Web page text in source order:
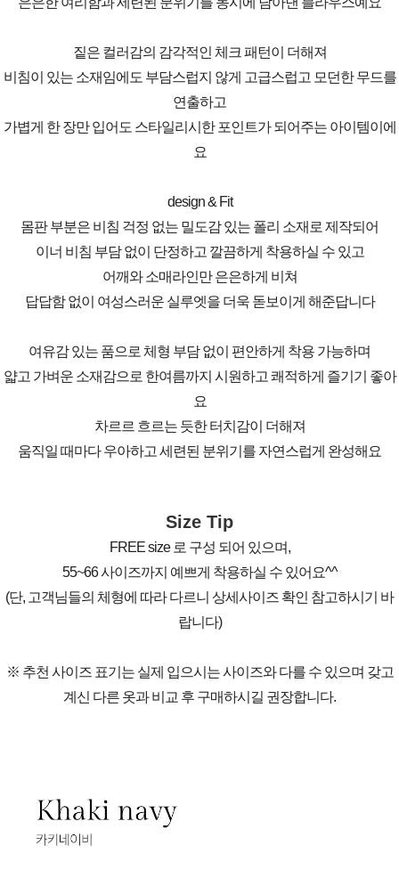
짙은 컬러감의 감각적인 체크 패턴이 더해져
비침이 있는 소재임에도 부담스럽지 않게 고급스럽고 모던한 무드를
연출하고
가볍게 한 장만 입어도 스타일리시한 포인트가 되어주는 아이템이에
요
design & Fit
몸판 부분은 비침 걱정 없는 밀도감 있는 폴리 소재로 제작되어
이너 비침 부담 없이 단정하고 깔끔하게 착용하실 수 있고
어깨와 소매라인만 은은하게 비쳐
답답함 없이 여성스러운 실루엣을 더욱 돋보이게 해준답니다
여유감 있는 품으로 체형 부담 없이 편안하게 착용 가능하며
얇고 가벼운 소재감으로 한여름까지 시원하고 쾌적하게 즐기기 좋아
요
차르르 흐르는 듯한 터치감이 더해져
움직일 때마다 우아하고 세련된 분위기를 자연스럽게 완성해요
Size Tip
FREE size 로 구성 되어 있으며,
55~66 사이즈까지 예쁘게 착용하실 수 있어요^^
(단, 고객님들의 체형에 따라 다르니 상세사이즈 확인 참고하시기 바
랍니다)
※ 추천 사이즈 표기는 실제 입으시는 사이즈와 다를 수 있으며 갖고
계신 다른 옷과 비교 후 구매하시길 권장합니다.